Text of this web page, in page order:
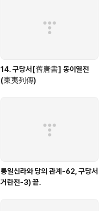
14. 구당서[舊唐書] 동이열전
(東夷列傳)
통일신라와 당의 관계-62, 구당서
거란전-3) 끝.